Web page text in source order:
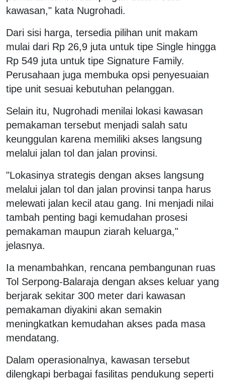
kawasan," kata Nugrohadi.
Dari sisi harga, tersedia pilihan unit makam
mulai dari Rp 26,9 juta untuk tipe Single hingga
Rp 549 juta untuk tipe Signature Family.
Perusahaan juga membuka opsi penyesuaian
tipe unit sesuai kebutuhan pelanggan.
Selain itu, Nugrohadi menilai lokasi kawasan
pemakaman tersebut menjadi salah satu
keunggulan karena memiliki akses langsung
melalui jalan tol dan jalan provinsi.
"Lokasinya strategis dengan akses langsung
melalui jalan tol dan jalan provinsi tanpa harus
melewati jalan kecil atau gang. Ini menjadi nilai
tambah penting bagi kemudahan prosesi
pemakaman maupun ziarah keluarga,"
jelasnya.
Ia menambahkan, rencana pembangunan ruas
Tol Serpong-Balaraja dengan akses keluar yang
berjarak sekitar 300 meter dari kawasan
pemakaman diyakini akan semakin
meningkatkan kemudahan akses pada masa
mendatang.
Dalam operasionalnya, kawasan tersebut
dilengkapi berbagai fasilitas pendukung seperti